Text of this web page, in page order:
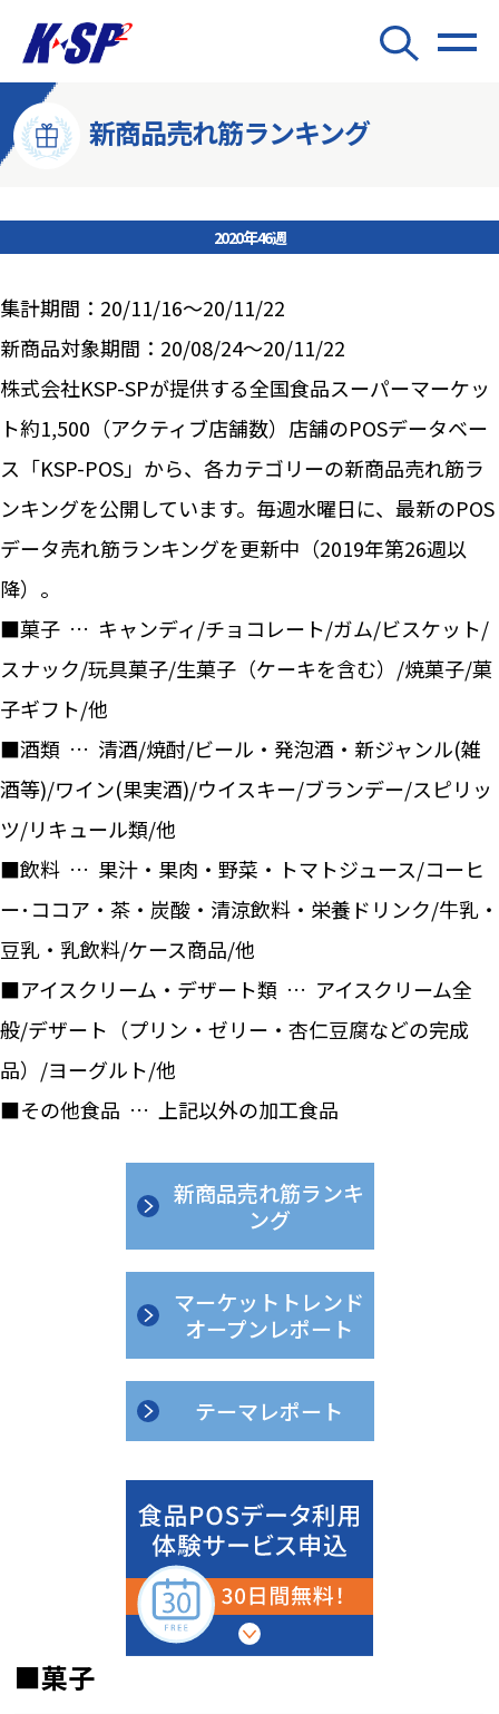
新商品売れ筋ランキング
2020年46週
集計期間：20/11/16～20/11/22
新商品対象期間：20/08/24～20/11/22
株式会社KSP-SPが提供する全国食品スーパーマーケッ
ト約1,500（アクティブ店舗数）店舗のPOSデータベー
ス「KSP-POS」から、各カテゴリーの新商品売れ筋ラ
ンキングを公開しています。毎週水曜日に、最新のPOS
データ売れ筋ランキングを更新中（2019年第26週以
降）。
■菓子 … キャンディ/チョコレート/ガム/ビスケット/
スナック/玩具菓子/生菓子（ケーキを含む）/焼菓子/菓
子ギフト/他
■酒類 … 清酒/焼酎/ビール・発泡酒・新ジャンル(雑
酒等)/ワイン(果実酒)/ウイスキー/ブランデー/スピリッ
ツ/リキュール類/他
■飲料 … 果汁・果肉・野菜・トマトジュース/コーヒ
ー･ココア・茶・炭酸・清涼飲料・栄養ドリンク/牛乳・
豆乳・乳飲料/ケース商品/他
■アイスクリーム・デザート類 … アイスクリーム全
般/デザート（プリン・ゼリー・杏仁豆腐などの完成
品）/ヨーグルト/他
■その他食品 … 上記以外の加工食品
新商品売れ筋ランキ
ング
マーケットトレンド
オープンレポート
テーマレポート
■菓子